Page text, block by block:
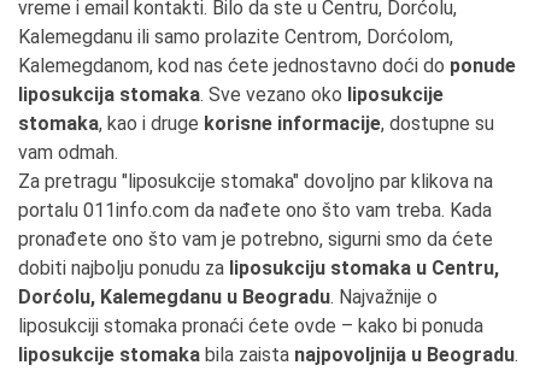
vreme i email kontakti. Bilo da ste u Centru, Dorćolu,
Kalemegdanu ili samo prolazite Centrom, Dorćolom,
Kalemegdanom, kod nas ćete jednostavno doći do ponude
liposukcija stomaka. Sve vezano oko liposukcije
stomaka, kao i druge korisne informacije, dostupne su
vam odmah.
Za pretragu "liposukcije stomaka" dovoljno par klikova na
portalu 011info.com da nađete ono što vam treba. Kada
pronađete ono što vam je potrebno, sigurni smo da ćete
dobiti najbolju ponudu za liposukciju stomaka u Centru,
Dorćolu, Kalemegdanu u Beogradu. Najvažnije o
liposukciji stomaka pronaći ćete ovde – kako bi ponuda
liposukcije stomaka bila zaista najpovoljnija u Beogradu.